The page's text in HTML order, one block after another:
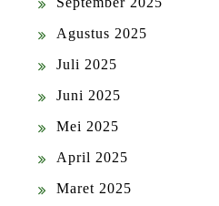
Agustus 2025
Juli 2025
Juni 2025
Mei 2025
April 2025
Maret 2025